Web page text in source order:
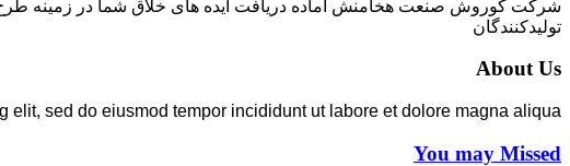
شرکت کوروش صنعت هخامنش آماده دریافت ایده های خلاق شما در زمینه طرح
تولیدکنندگان
About Us
elit, sed do eiusmod tempor incididunt ut labore et dolore magna aliqua.
You may Missed